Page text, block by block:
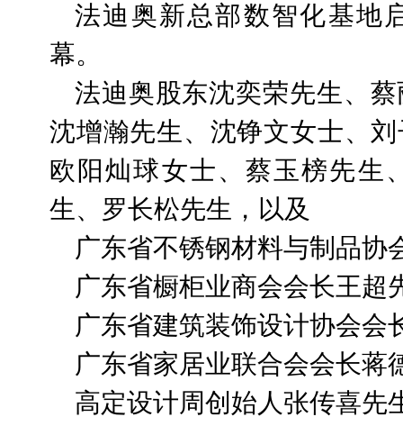
法迪奥新总部数智化基地
幕。
法迪奥股东沈奕荣先生、
沈增瀚先生、沈铮文女士、
欧阳灿球女士、蔡玉榜先生
生、罗长松先生，以及
广东省不锈钢材料与制品协
广东省橱柜业商会会长王超
广东省建筑装饰设计协会会
广东省家居业联合会会长蒋
高定设计周创始人张传喜先